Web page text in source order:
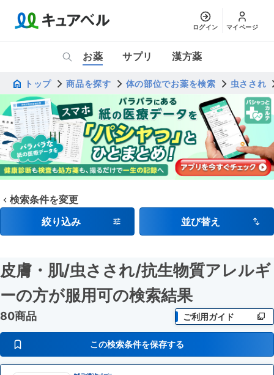
ログイン マイページ
お薬 サプリ 漢方薬
トップ 商品を探す 体の部位でお薬を検索 虫さされ
検索条件を変更
絞り込み
並び替え
皮膚・肌/虫さされ/抗生物質アレルギ
ーの方が服用可の検索結果
80商品 ご利用ガイド
この検索条件を保存する